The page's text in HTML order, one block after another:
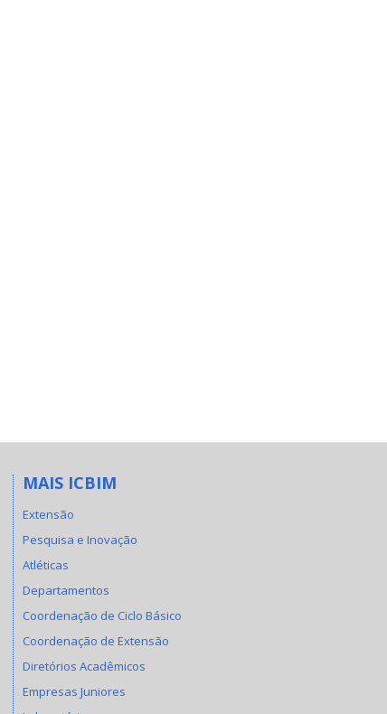
MAIS ICBIM
Extensão
Pesquisa e Inovação
Atléticas
Departamentos
Coordenação de Ciclo Básico
Coordenação de Extensão
Diretórios Acadêmicos
Empresas Juniores